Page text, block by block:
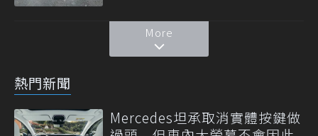
More
熱門新聞
Mercedes坦承取消實體按鍵做